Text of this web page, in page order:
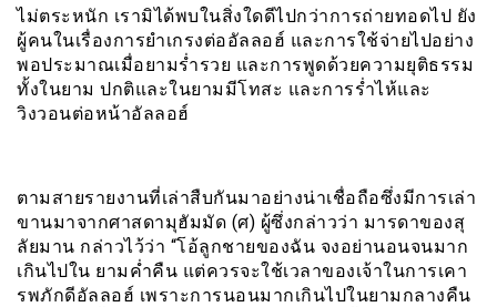
ไม่ตระหนัก เรามิได้พบในสิ่งใดดีไปกว่าการถ่ายทอดไป ยัง
ผู้คนในเรื่องการยำเกรงต่ออัลลอฮ์ และการใช้จ่ายไปอย่าง
พอประมาณเมื่อยามร่ำรวย และการพูดด้วยความยุติธรรม
ทั้งในยาม ปกติและในยามมีโทสะ และการร่ำไห้และ
วิงวอนต่อหน้าอัลลอฮ์
ตามสายรายงานที่เล่าสืบกันมาอย่างน่าเชื่อถือซึ่งมีการเล่า
ขานมาจากศาสดามุฮัมมัด (ศ) ผู้ซึ่งกล่าวว่า มารดาของสุ
ลัยมาน กล่าวไว้ว่า “โอ้ลูกชายของฉัน จงอย่านอนจนมาก
เกินไปใน ยามค่ำคืน แต่ควรจะใช้เวลาของเจ้าในการเคา
รพภักดีอัลลอฮ์ เพราะการนอนมากเกินไปในยามกลางคืน